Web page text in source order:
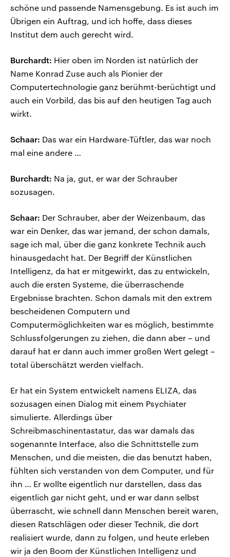
schöne und passende Namensgebung. Es ist auch im
Übrigen ein Auftrag, und ich hoffe, dass dieses
Institut dem auch gerecht wird.
Burchardt: Hier oben im Norden ist natürlich der
Name Konrad Zuse auch als Pionier der
Computertechnologie ganz berühmt-berüchtigt und
auch ein Vorbild, das bis auf den heutigen Tag auch
wirkt.
Schaar: Das war ein Hardware-Tüftler, das war noch
mal eine andere …
Burchardt: Na ja, gut, er war der Schrauber
sozusagen.
Schaar: Der Schrauber, aber der Weizenbaum, das
war ein Denker, das war jemand, der schon damals,
sage ich mal, über die ganz konkrete Technik auch
hinausgedacht hat. Der Begriff der Künstlichen
Intelligenz, da hat er mitgewirkt, das zu entwickeln,
auch die ersten Systeme, die überraschende
Ergebnisse brachten. Schon damals mit den extrem
bescheidenen Computern und
Computermöglichkeiten war es möglich, bestimmte
Schlussfolgerungen zu ziehen, die dann aber – und
darauf hat er dann auch immer großen Wert gelegt –
total überschätzt werden vielfach.
Er hat ein System entwickelt namens ELIZA, das
sozusagen einen Dialog mit einem Psychiater
simulierte. Allerdings über
Schreibmaschinentastatur, das war damals das
sogenannte Interface, also die Schnittstelle zum
Menschen, und die meisten, die das benutzt haben,
fühlten sich verstanden von dem Computer, und für
ihn … Er wollte eigentlich nur darstellen, dass das
eigentlich gar nicht geht, und er war dann selbst
überrascht, wie schnell dann Menschen bereit waren,
diesen Ratschlägen oder dieser Technik, die dort
realisiert wurde, dann zu folgen, und heute erleben
wir ja den Boom der Künstlichen Intelligenz und